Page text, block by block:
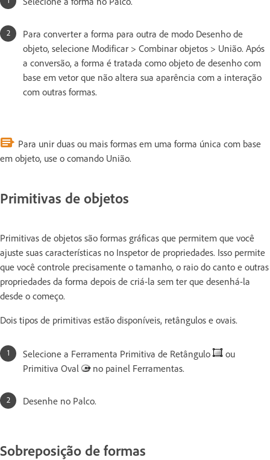
Para converter a forma para outra de modo Desenho de
objeto, selecione Modificar > Combinar objetos > União. Após
a conversão, a forma é tratada como objeto de desenho com
base em vetor que não altera sua aparência com a interação
com outras formas.
Para unir duas ou mais formas em uma forma única com base
em objeto, use o comando União.
Primitivas de objetos
Primitivas de objetos são formas gráficas que permitem que você
ajuste suas características no Inspetor de propriedades. Isso permite
que você controle precisamente o tamanho, o raio do canto e outras
propriedades da forma depois de criá-la sem ter que desenhá-la
desde o começo.
Dois tipos de primitivas estão disponíveis, retângulos e ovais.
Selecione a Ferramenta Primitiva de Retângulo
ou
Primitiva Oval
no painel Ferramentas.
Desenhe no Palco.
Sobreposição de formas